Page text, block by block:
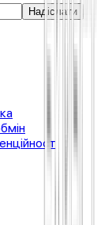
Надіслати